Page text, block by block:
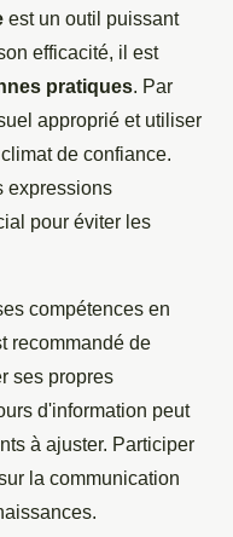
est un outil puissant
efficacité, il est
pratiques. Par
approprié et utiliser
de confiance.
expressions
pour éviter les
compétences en
recommandé de
ses propres
d'information peut
à ajuster. Participer
la communication